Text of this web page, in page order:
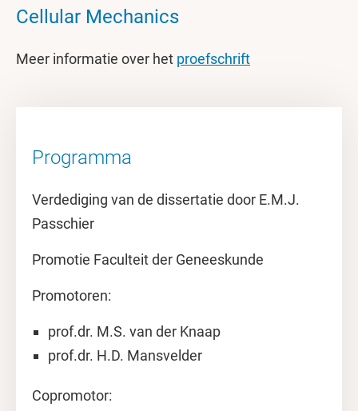
Cellular Mechanics
Meer informatie over het proefschrift
Programma
Verdediging van de dissertatie door E.M.J.
Passchier
Promotie Faculteit der Geneeskunde
Promotoren:
prof.dr. M.S. van der Knaap
prof.dr. H.D. Mansvelder
Copromotor: